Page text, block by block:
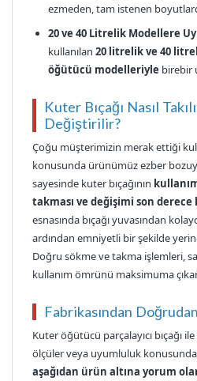
ezmeden, tam istenen
20 ve 40 Litrelik Modellere
kullanılan 20 litrelik ve 40
öğütücü modelleriyle birebir
Kuter Bıçağı Nasıl
Değiştirilir?
Çoğu müşterimizin merak ettiği
konusunda ürünümüz ezber
sayesinde kuter bıçağının
takması ve değişimi son derece
esnasında bıçağı yuvasından
ardından emniyetli bir şekilde
Doğru sökme ve takma işlemleri,
kullanım ömrünü maksimuma
Fabrikasından
Kuter öğütücü parçalayıcı bıçağı
ölçüler veya uyumluluk
aşağıdan ürün altına yorum